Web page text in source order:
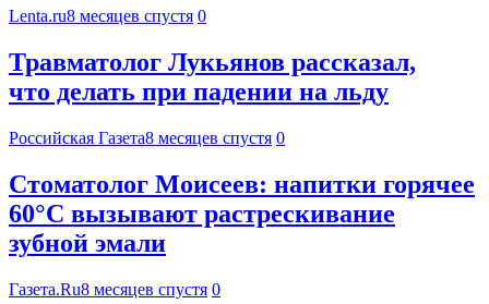
Lenta.ru8 месяцев спустя 0
Травматолог Лукьянов рассказал,
что делать при падении на льду
Российская Газета8 месяцев спустя 0
Стоматолог Моисеев: напитки горячее
60°C вызывают растрескивание
зубной эмали
Газета.Ru8 месяцев спустя 0